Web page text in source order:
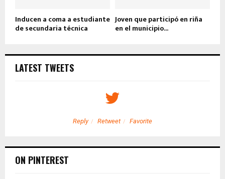
Inducen a coma a estudiante
de secundaria técnica
Joven que participó en riña
en el municipio...
LATEST TWEETS
Reply Retweet Favorite
ON PINTEREST